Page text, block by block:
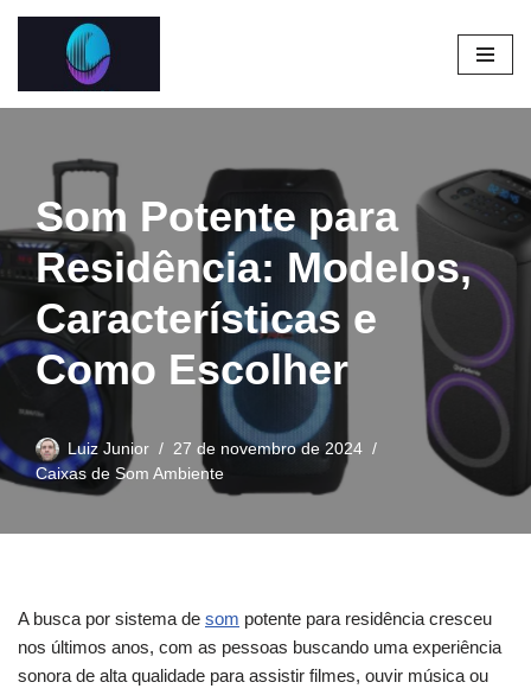
para
Som Potente para
Residência: Modelos,
Características e
Como Escolher
Luiz Junior
27 de novembro de 2024
Caixas de Som Ambiente
A busca por sistema de som potente para residência cresceu
nos últimos anos, com as pessoas buscando uma experiência
sonora de alta qualidade para assistir filmes, ouvir música ou